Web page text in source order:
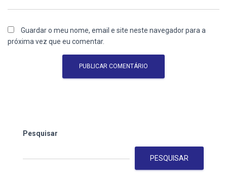
Guardar o meu nome, email e site neste navegador para a
próxima vez que eu comentar.
Pesquisar
PESQUISAR